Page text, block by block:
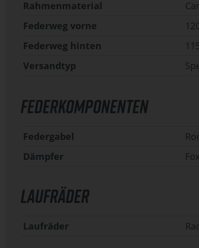
Rahmenmaterial
Federweg vorne
Federweg hinten
Versandtyp
FEDERKOMPONENTEN
Federgabel
Dämpfer
LAUFRÄDER
Laufräder